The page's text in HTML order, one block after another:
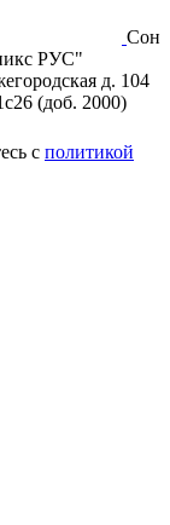
Сон
РУС"
д. 104
(доб. 2000)
с политикой